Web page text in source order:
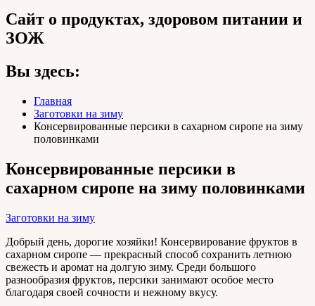
Сайт о продуктах, здоровом питании и
ЗОЖ
Вы здесь:
Главная
Заготовки на зиму
Консервированные персики в сахарном сиропе на зиму
половинками
Консервированные персики в
сахарном сиропе на зиму половинками
Заготовки на зиму
Добрый день, дорогие хозяйки! Консервирование фруктов в
сахарном сиропе — прекрасный способ сохранить летнюю
свежесть и аромат на долгую зиму. Среди большого
разнообразия фруктов, персики занимают особое место
благодаря своей сочности и нежному вкусу.